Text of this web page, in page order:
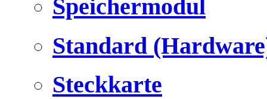
Speichermodul
Standard
Steckkarte